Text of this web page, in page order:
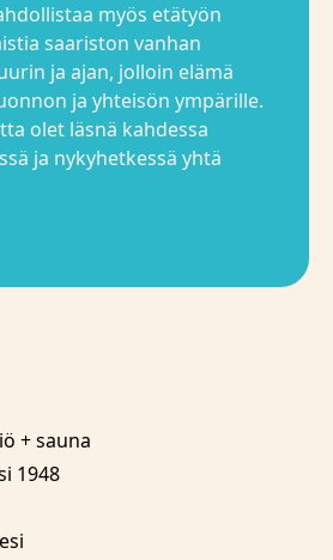
myös etätyön
saariston vanhan
ja ajan, jolloin elämä
ja yhteisön ympärille.
olet läsnä kahdessa
ja nykyhetkessä yhtä
+ sauna
1948